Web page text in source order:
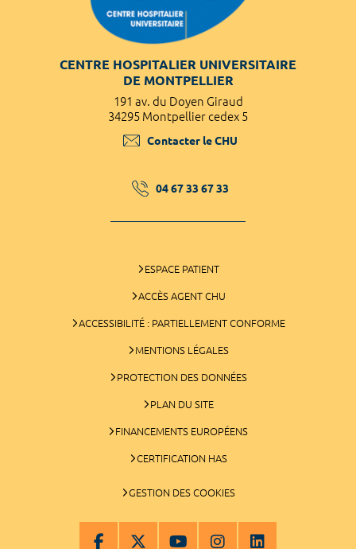
CENTRE HOSPITALIER UNIVERSITAIRE
DE MONTPELLIER
191 av. du Doyen Giraud
34295 Montpellier cedex 5
Contacter le CHU
04 67 33 67 33
ESPACE PATIENT
ACCÈS AGENT CHU
ACCESSIBILITÉ : PARTIELLEMENT CONFORME
MENTIONS LÉGALES
PROTECTION DES DONNÉES
PLAN DU SITE
FINANCEMENTS EUROPÉENS
CERTIFICATION HAS
GESTION DES COOKIES